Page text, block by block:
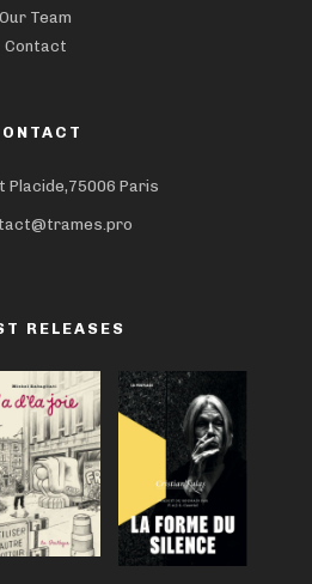
Our Team
Contact
Placide,75006 Paris
RELEASES